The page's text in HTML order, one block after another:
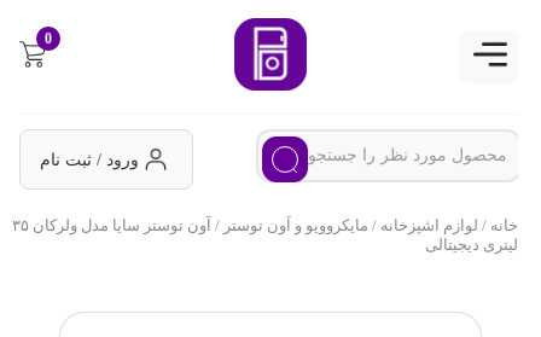
ورود / ثبت نام
خانه/لوازم اشپزخانه/مایکروویو و اَون توستر
/ آون توستر سایا مدل ولرکان ۳۵
لیتری دیجیتالی